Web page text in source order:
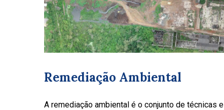
Remediação Ambiental
A remediação ambiental é o conjunto de técnicas e